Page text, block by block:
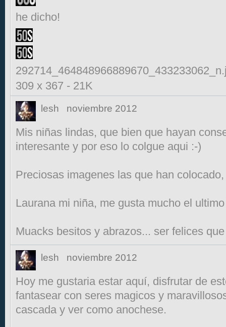
he dicho!
309 x 367 - 21K
lesh noviembre 2012
Mis niñas lindas, que bien que hayan
interesante y por eso lo colgue aqui :-)
Preciosas imagenes las que han
Laurana mi niña, me gusta mucho el
Muacks besitos y abrazos... ser felices
lesh noviembre 2012
Hoy me gustaria estar aquí, disfrutar de
fantasear con seres magicos y
cascada y ver como anochese.